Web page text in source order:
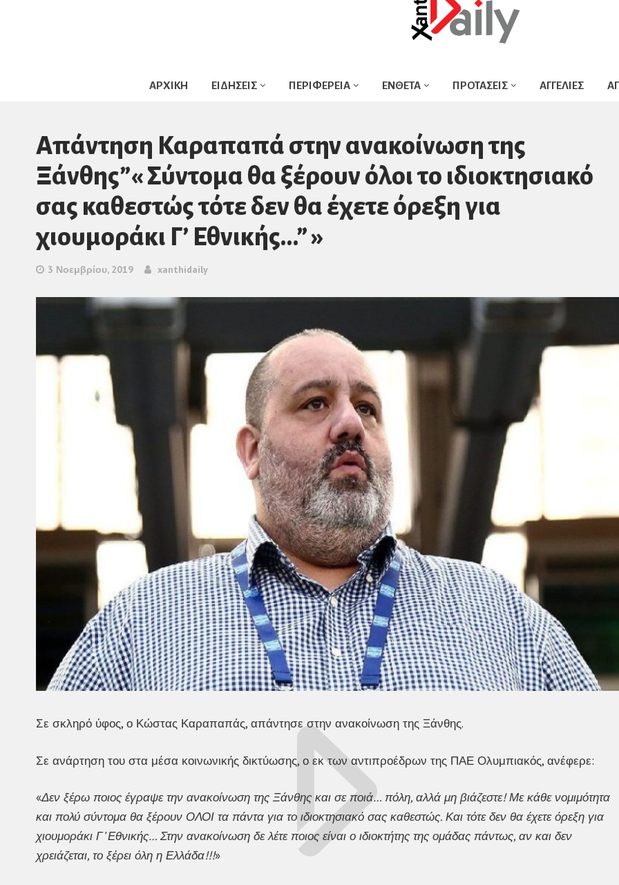
ΑΡΧΙΚΗ ΕΙΔΗΣΕΙΣ ΠΕΡΙΦΕΡΕΙΑ ΕΝΘΕΤΑ ΠΡΟΤΑΣΕΙΣ ΑΓΓΕΛΙΕΣ
Απάντηση Καραπαπά στην ανακοίνωση της
Ξάνθης”« Σύντομα θα ξέρουν όλοι το ιδιοκτησιακό
σας καθεστώς τότε δεν θα έχετε όρεξη για
χιουμοράκι Γ’ Εθνικής…” »
3 Νοεμβρίου, 2019 xanthidaily
Σε σκληρό ύφος, ο Κώστας Καραπαπάς, απάντησε στην ανακοίνωση της Ξάνθης.
Σε ανάρτηση του στα μέσα κοινωνικής δικτύωσης, ο εκ των αντιπροέδρων της ΠΑΕ Ολυμπιακός, ανέφερε:
«Δεν ξέρω ποιος έγραψε την ανακοίνωση της Ξάνθης και σε ποιά… πόλη, αλλά μη βιάζεστε! Με κάθε νομιμότητα
και πολύ σύντομα θα ξέρουν ΟΛΟΙ τα πάντα για το ιδιοκτησιακό σας καθεστώς. Και τότε δεν θα έχετε όρεξη για
χιουμοράκι Γ’ Εθνικής… Στην ανακοίνωση δε λέτε ποιος είναι ο ιδιοκτήτης της ομάδας πάντως, αν και δεν
χρειάζεται, το ξέρει όλη η Ελλάδα!!!»